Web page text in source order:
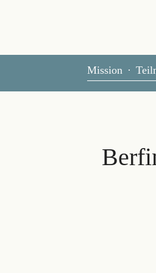
Mission